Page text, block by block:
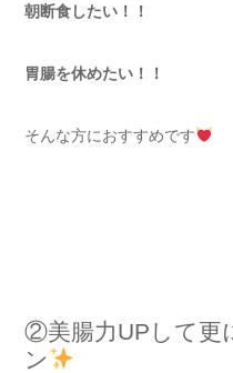
朝断食したい！！
胃腸を休めたい！！
そんな方におすすめです
②美腸力UPして更
ン